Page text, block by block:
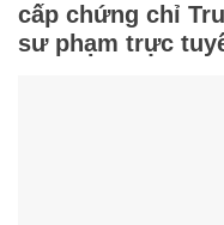
cấp chứng chỉ
sư phạm trực